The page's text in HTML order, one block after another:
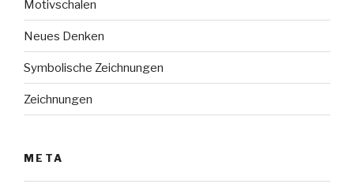
Motivschalen
Neues Denken
Symbolische Zeichnungen
Zeichnungen
META